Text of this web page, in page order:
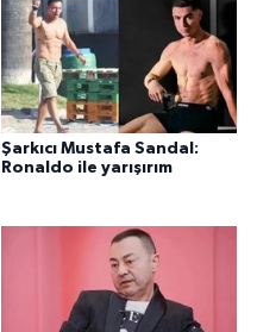
Şarkıcı Mustafa Sandal:
Ronaldo ile yarışırım